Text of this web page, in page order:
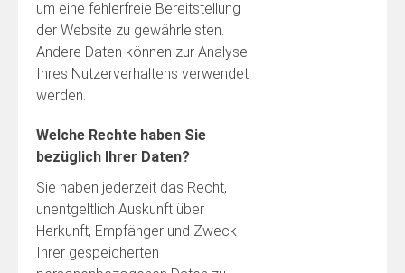
um eine fehlerfreie Bereitstellung
der Website zu gewährleisten.
Andere Daten können zur Analyse
Ihres Nutzerverhaltens verwendet
werden.
Welche Rechte haben Sie
bezüglich Ihrer Daten?
Sie haben jederzeit das Recht,
unentgeltlich Auskunft über
Herkunft, Empfänger und Zweck
Ihrer gespeicherten